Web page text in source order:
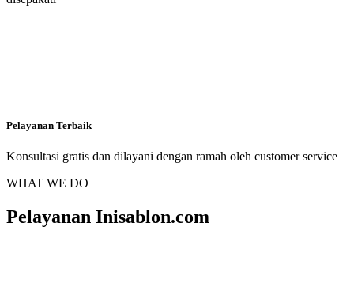
Pelayanan Terbaik
Konsultasi gratis dan dilayani dengan ramah oleh customer service
WHAT WE DO
Pelayanan Inisablon.com